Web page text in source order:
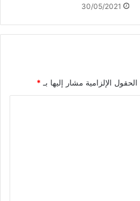
30/05/2021
الحقول الإلزامية مشار إليها بـ *